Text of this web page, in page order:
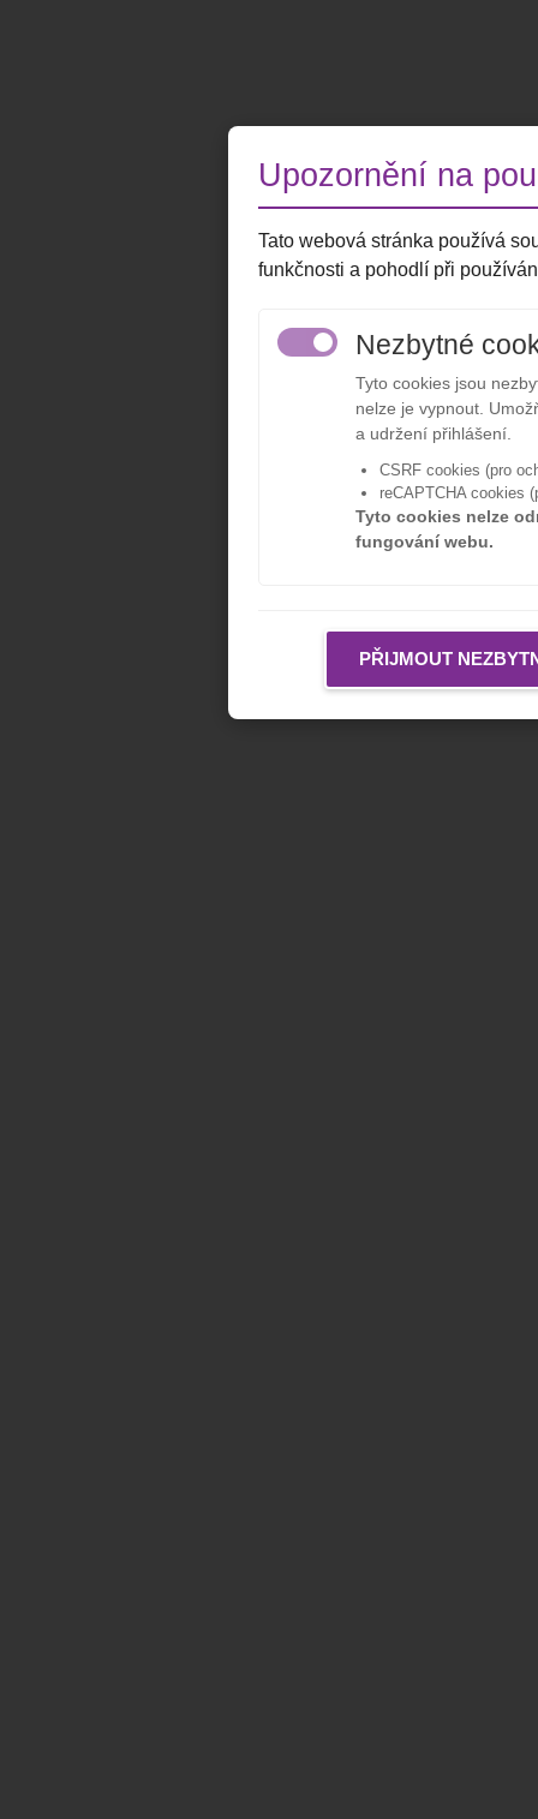
Upozornění na
Tato webová stránka používá
funkčnosti a pohodlí při
Nezbytné
Tyto cookies jsou
nelze je vypnout.
a udržení přihlášení.
CSRF cookies (pro
reCAPTCHA cookies
Tyto cookies nelze
fungování webu.
PŘIJMOUT